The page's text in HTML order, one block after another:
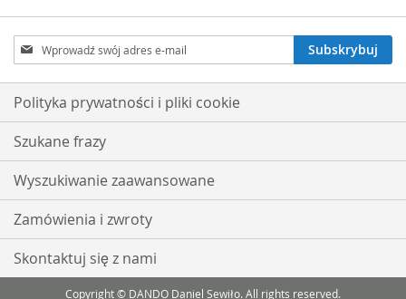
Subskrybuj
nasz
newsletter:
Subskrybuj
Polityka prywatności i pliki cookie
Szukane frazy
Wyszukiwanie zaawansowane
Zamówienia i zwroty
Skontaktuj się z nami
Copyright © DANDO Daniel Sewiło. All rights reserved.